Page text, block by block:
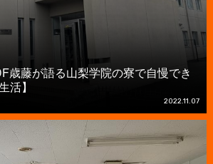
歳藤が語る山梨学院の寮で自慢でき
活】
2022.11.07